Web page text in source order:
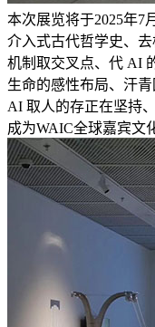
本次展览将于2025年7
介入式古代哲学史、
机制取交叉点、代 AI
生命的感性布局、汗
AI 取人的存正在坚持
成为WAIC全球嘉宾文